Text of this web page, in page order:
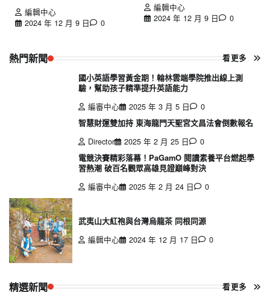
編輯中心
2024 年 12 月 9 日
0
編輯中心
2024 年 12 月 9 日
0
熱門新聞 看更多
國小英語學習黃金期！翰林雲端學院推出線上測
驗，幫助孩子精準提升英語能力
編審中心
2025 年 3 月 5 日
0
智慧財運雙加持 東海龍門天聖宮文昌法會倒數報名
Director
2025 年 2 月 25 日
0
電競決賽精彩落幕！PaGamO 閱讀素養平台燃起學
習熱潮 破百名觀眾高雄見證巔峰對決
編審中心
2025 年 2 月 24 日 0
武夷山大紅袍與台灣烏龍茶 同根同源
編輯中心
2024 年 12 月 17 日 0
精選新聞 看更多